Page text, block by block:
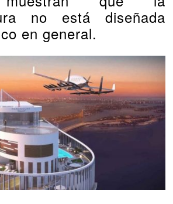
no está diseñada
en general.